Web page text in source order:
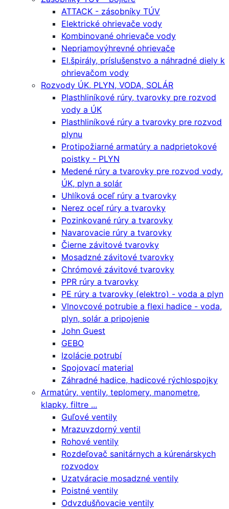
ATTACK - zásobníky TÚV
Elektrické ohrievače vody
Kombinované ohrievače vody
Nepriamovýhrevné ohrievače
El.špirály, príslušenstvo a náhradné diely k
ohrievačom vody
Rozvody ÚK, PLYN, VODA, SOLÁR
Plasthliníkové rúry, tvarovky pre rozvod
vody a ÚK
Plasthliníkové rúry a tvarovky pre rozvod
plynu
Protipožiarné armatúry a nadprietokové
poistky - PLYN
Medené rúry a tvarovky pre rozvod vody,
ÚK, plyn a solár
Uhlíková oceľ rúry a tvarovky
Nerez oceľ rúry a tvarovky
Pozinkované rúry a tvarovky
Navarovacie rúry a tvarovky
Čierne závitové tvarovky
Mosadzné závitové tvarovky
Chrómové závitové tvarovky
PPR rúry a tvarovky
PE rúry a tvarovky (elektro) - voda a plyn
Vlnovcové potrubie a flexi hadice - voda,
plyn, solár a pripojenie
John Guest
GEBO
Izolácie potrubí
Spojovací material
Záhradné hadice, hadicové rýchlospojky
Armatúry, ventily, teplomery, manometre,
klapky, filtre ...
Guľové ventily
Mrazuvzdorný ventil
Rohové ventily
Rozdeľovač sanitárnych a kúrenárskych
rozvodov
Uzatváracie mosadzné ventily
Poistné ventily
Odvzdušňovacie ventily